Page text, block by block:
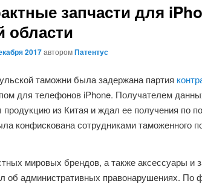
запчасти для
области
2017авторомПатентус
таможни была задержана партия
для телефонов iPhone. Получателем
продукцию из Китая и ждал ее получения по
конфискована сотрудниками таможенного
мировых брендов, а также аксессуары и
об административных правонарушениях. По